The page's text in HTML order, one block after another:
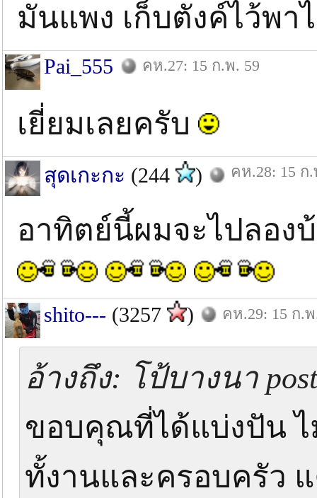
มันแพง เก็บตังค์ไว้พา
Pai_555 คห.27: 15 ก.พ. 59
เยี่ยมเลยครับ
สุดเกะกะ (244 ) คห.28: 15 ก
อาทิตย์นี้ผมจะไปลอง
shito--- (3257 ) คห.29: 15 ก.
อ้างถึง: โป้บางนา
ขอบคุณที่ได้แบ่งปัน ไ
ทั้งานและครอบครัว